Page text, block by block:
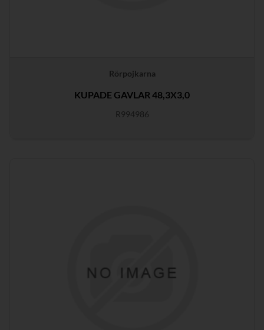
Rörpojkarna
KUPADE GAVLAR 48,3X3,0
R994986